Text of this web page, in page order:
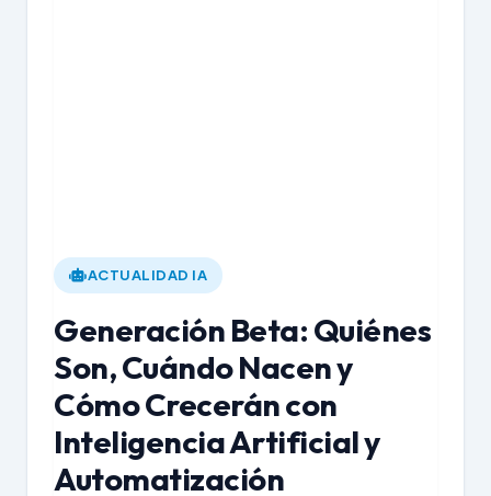
ACTUALIDAD IA
Generación Beta: Quiénes
Son, Cuándo Nacen y
Cómo Crecerán con
Inteligencia Artificial y
Automatización